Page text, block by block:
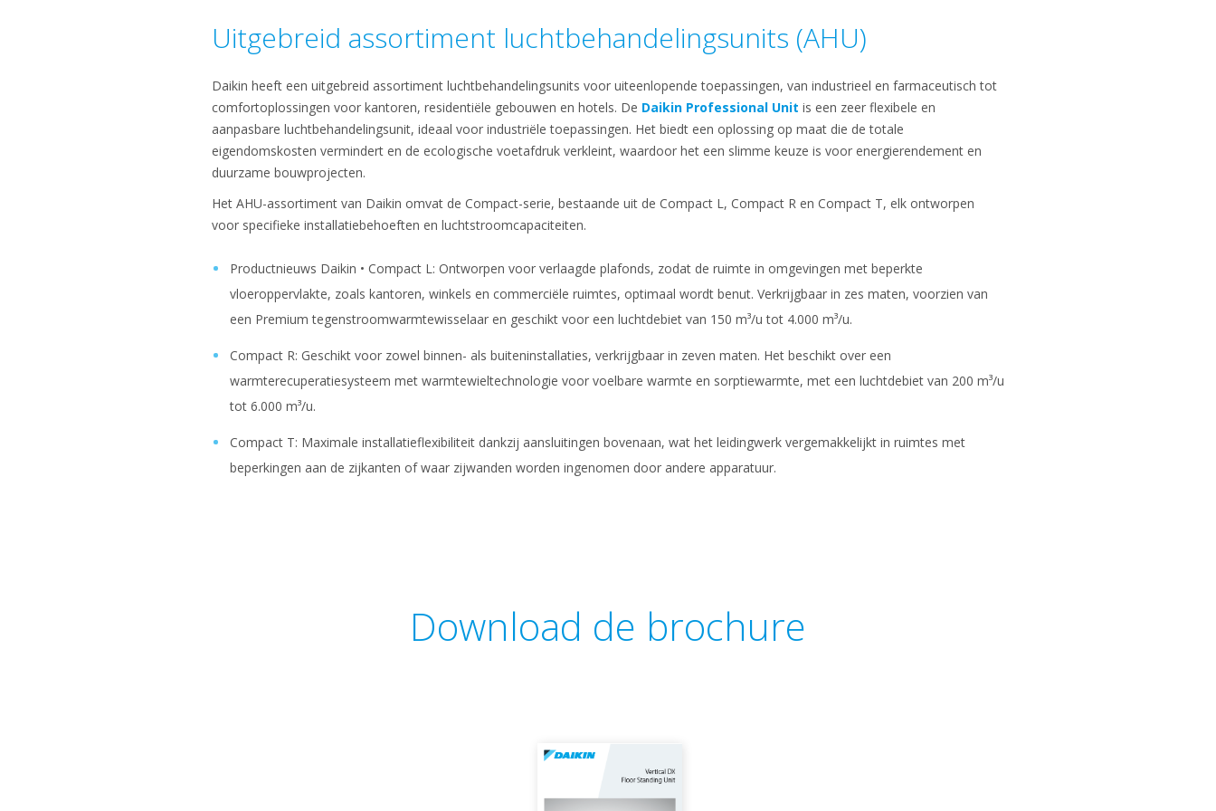
Uitgebreid assortiment luchtbehandelingsunits (AHU)
Daikin heeft een uitgebreid assortiment luchtbehandelingsunits voor uiteenlopende toepassingen, van industrieel en farmaceutisch tot
comfortoplossingen voor kantoren, residentiële gebouwen en hotels. De Daikin Professional Unit is een zeer flexibele en
aanpasbare luchtbehandelingsunit, ideaal voor industriële toepassingen. Het biedt een oplossing op maat die de totale
eigendomskosten vermindert en de ecologische voetafdruk verkleint, waardoor het een slimme keuze is voor energierendement en
duurzame bouwprojecten.
Het AHU-assortiment van Daikin omvat de Compact-serie, bestaande uit de Compact L, Compact R en Compact T, elk ontworpen
voor specifieke installatiebehoeften en luchtstroomcapaciteiten.
Productnieuws Daikin • Compact L: Ontworpen voor verlaagde plafonds, zodat de ruimte in omgevingen met beperkte
vloeroppervlakte, zoals kantoren, winkels en commerciële ruimtes, optimaal wordt benut. Verkrijgbaar in zes maten, voorzien van
een Premium tegenstroomwarmtewisselaar en geschikt voor een luchtdebiet van 150 m³/u tot 4.000 m³/u.
Compact R: Geschikt voor zowel binnen- als buiteninstallaties, verkrijgbaar in zeven maten. Het beschikt over een
warmterecuperatiesysteem met warmtewieltechnologie voor voelbare warmte en sorptiewarmte, met een luchtdebiet van 200 m³/u
tot 6.000 m³/u.
Compact T: Maximale installatieflexibiliteit dankzij aansluitingen bovenaan, wat het leidingwerk vergemakkelijkt in ruimtes met
beperkingen aan de zijkanten of waar zijwanden worden ingenomen door andere apparatuur.
Download de brochure